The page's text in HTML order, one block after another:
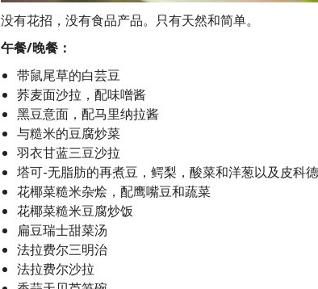
没有花招，没有食品产品。只有天然和简单。
午餐/晚餐：
带鼠尾草的白芸豆
荞麦面沙拉，配味噌酱
黑豆意面，配马里纳拉酱
与糙米的豆腐炒菜
羽衣甘蓝三豆沙拉
塔可-无脂肪的再煮豆，鳄梨，酸菜和洋葱以及皮科
花椰菜糙米杂烩，配鹰嘴豆和蔬菜
花椰菜糙米豆腐炒饭
扁豆瑞士甜菜汤
法拉费尔三明治
法拉费尔沙拉